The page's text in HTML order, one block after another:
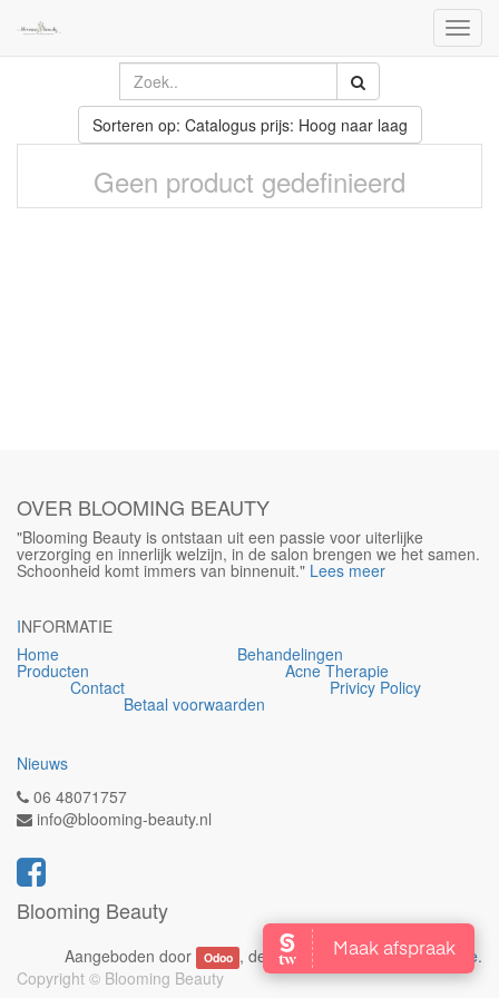
Sorteren op: Catalogus prijs: Hoog naar laag
Geen product gedefinieerd
OVER BLOOMING BEAUTY
"Blooming Beauty is ontstaan uit een passie voor uiterlijke
verzorging en innerlijk welzijn, in de salon brengen we het samen.
Schoonheid komt immers van binnenuit." Lees meer
INFORMATIE
Home Behandelingen
Producten Acne Therapie
Contact Privicy Policy
Betaal voorwaarden
Nieuws
06 48071757
info@blooming-beauty.nl
Blooming Beauty
Aangeboden door Odoo , de #1Open source e-commerce.
Copyright © Blooming Beauty